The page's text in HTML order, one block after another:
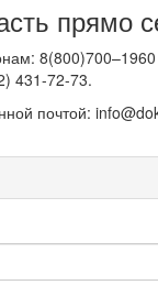
прямо
431-72-73.
почтой: